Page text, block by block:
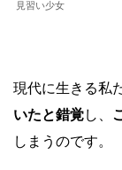
見習い少女
現代に生きる私
いたと錯覚し、
しまうのです。